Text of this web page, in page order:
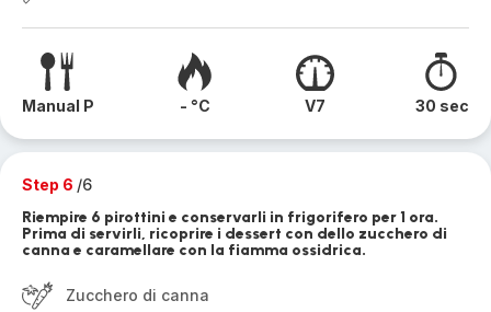
Manual P - °C V7 30 sec
Step 6 /6
Riempire 6 pirottini e conservarli in frigorifero per 1 ora.
Prima di servirli, ricoprire i dessert con dello zucchero di
canna e caramellare con la fiamma ossidrica.
Zucchero di canna